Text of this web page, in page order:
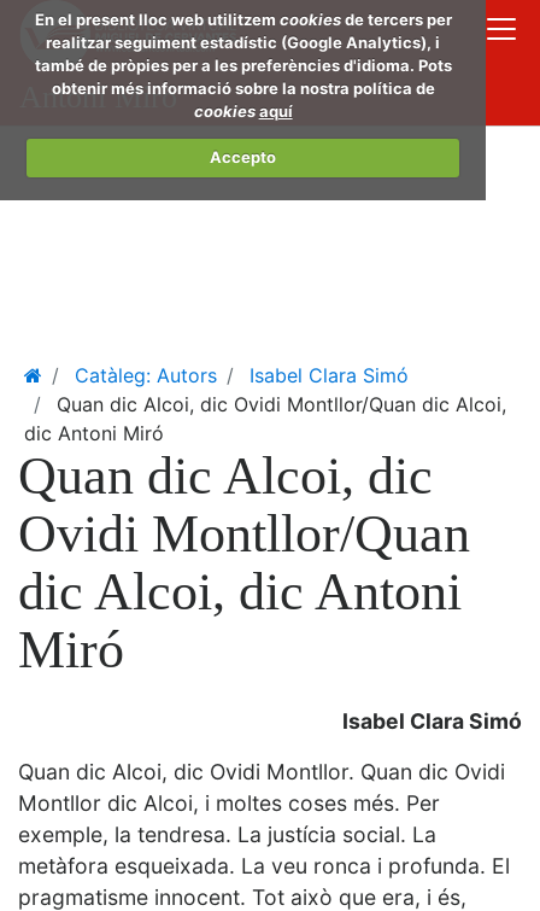
En el present lloc web utilitzem cookiesde tercers per
realitzar seguiment estadístic (Google Analytics), i
també de pròpies per a les preferències d'idioma. Pots
obtenir més informació sobre la nostra política de
cookies aquí
Accepto
Salta
al
la
Antoni Miró
HomeCatàleg: Autors
Isabel Clara Simó
Quan dic Alcoi, dic Ovidi Montllor/Quan dic Alcoi,
dic Antoni Miró
Quan dic Alcoi, dic
Ovidi Montllor/Quan
dic Alcoi, dic Antoni
Miró
Isabel Clara Simó
Quan dic Alcoi, dic Ovidi Montllor. Quan dic Ovidi
Montllor dic Alcoi, i moltes coses més. Per
exemple, la tendresa. La justícia social. La
metàfora esqueixada. La veu ronca i profunda. El
pragmatisme innocent. Tot això que era, i és,